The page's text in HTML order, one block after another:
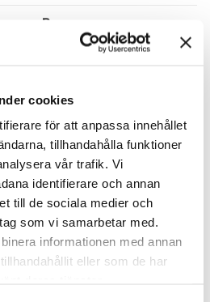
cookies
för att anpassa innehållet
tillhandahålla funktioner
vår trafik. Vi
identifierare och annan
till de sociala medier och
som vi samarbetar med.
informationen med annan
eller som de har
Brun
Kommod
Haven H2
Walnut
Haven